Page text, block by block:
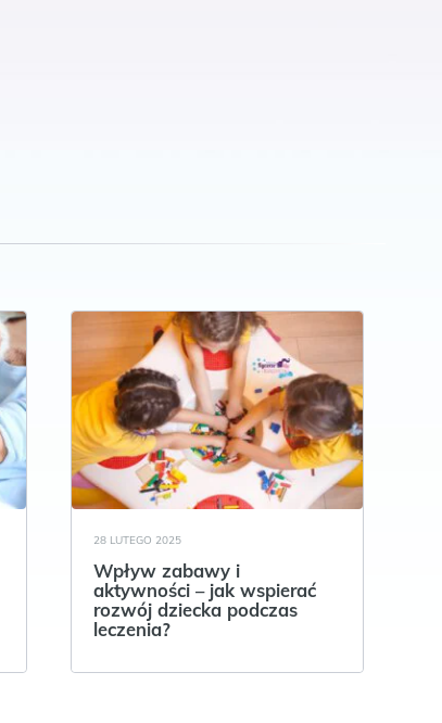
28 LUTEGO 2025
Wpływ zabawy i
aktywności – jak wspierać
rozwój dziecka podczas
leczenia?